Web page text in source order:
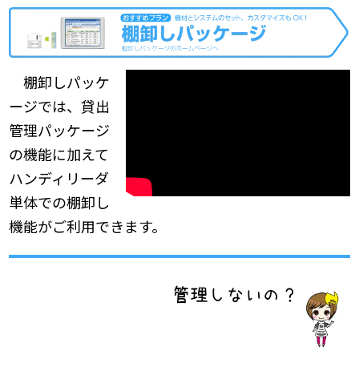
棚卸しパッケ
ージでは、貸出
管理パッケージ
の機能に加えて
ハンディリーダ
単体での棚卸し
機能がご利用できます。